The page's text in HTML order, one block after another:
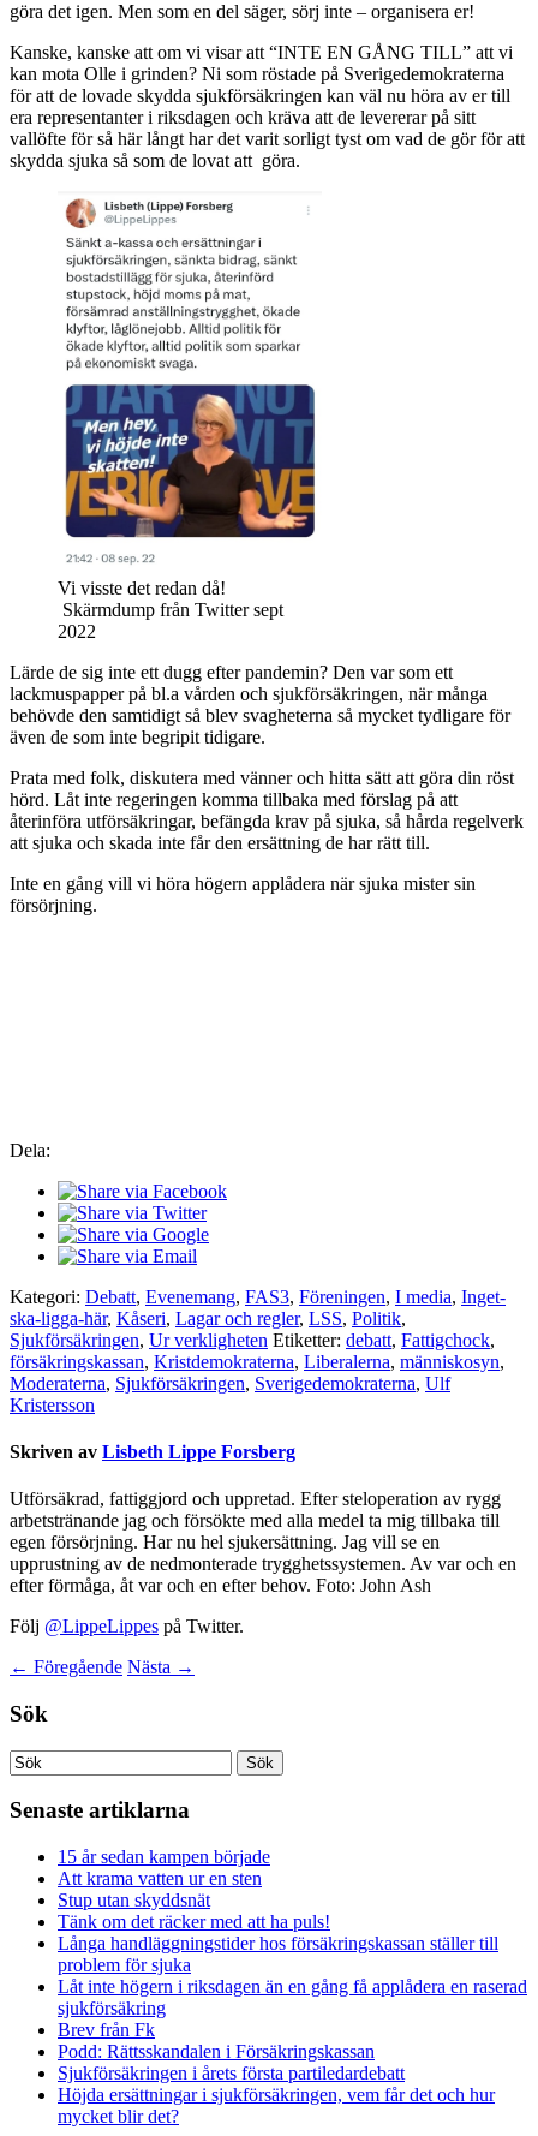
göra det igen. Men som en del säger, sörj inte – organisera er!
Kanske, kanske att om vi visar att “INTE EN GÅNG TILL” att vi
kan mota Olle i grinden? Ni som röstade på Sverigedemokraterna
för att de lovade skydda sjukförsäkringen kan väl nu höra av er till
era representanter i riksdagen och kräva att de levererar på sitt
vallöfte för så här långt har det varit sorligt tyst om vad de gör för att
skydda sjuka så som de lovat att göra.
Vi visste det redan då!
Skärmdump från Twitter sept
2022
Lärde de sig inte ett dugg efter pandemin? Den var som ett
lackmuspapper på bl.a vården och sjukförsäkringen, när många
behövde den samtidigt så blev svagheterna så mycket tydligare för
även de som inte begripit tidigare.
Prata med folk, diskutera med vänner och hitta sätt att göra din röst
hörd. Låt inte regeringen komma tillbaka med förslag på att
återinföra utförsäkringar, befängda krav på sjuka, så hårda regelverk
att sjuka och skada inte får den ersättning de har rätt till.
Inte en gång vill vi höra högern applådera när sjuka mister sin
försörjning.
Dela:
Kategori: Debatt, Evenemang, FAS3, Föreningen, I media, Inget-
ska-ligga-här, Kåseri, Lagar och regler, LSS, Politik,
Sjukförsäkringen, Ur verkligheten Etiketter: debatt, Fattigchock,
försäkringskassan, Kristdemokraterna, Liberalerna, människosyn,
Moderaterna, Sjukförsäkringen, Sverigedemokraterna, Ulf
Kristersson
Skriven av Lisbeth Lippe Forsberg
Utförsäkrad, fattiggjord och uppretad. Efter steloperation av rygg
arbetstränande jag och försökte med alla medel ta mig tillbaka till
egen försörjning. Har nu hel sjukersättning. Jag vill se en
upprustning av de nedmonterade trygghetssystemen. Av var och en
efter förmåga, åt var och en efter behov. Foto: John Ash
Följ @LippeLippes på Twitter.
← Föregående Nästa →
Sök
Senaste artiklarna
15 år sedan kampen började
Att krama vatten ur en sten
Stup utan skyddsnät
Tänk om det räcker med att ha puls!
Långa handläggningstider hos försäkringskassan ställer till
problem för sjuka
Låt inte högern i riksdagen än en gång få applådera en raserad
sjukförsäkring
Brev från Fk
Podd: Rättsskandalen i Försäkringskassan
Sjukförsäkringen i årets första partiledardebatt
Höjda ersättningar i sjukförsäkringen, vem får det och hur
mycket blir det?